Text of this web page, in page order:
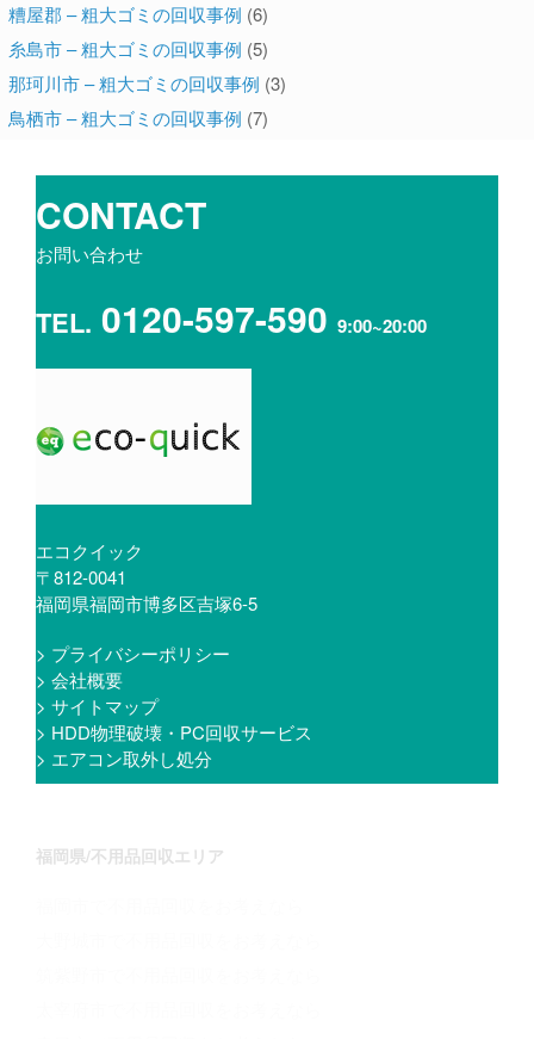
糟屋郡 – 粗大ゴミの回収事例 (6)
糸島市 – 粗大ゴミの回収事例 (5)
那珂川市 – 粗大ゴミの回収事例 (3)
鳥栖市 – 粗大ゴミの回収事例 (7)
CONTACT
お問い合わせ
TEL. 0120-597-590 9:00~20:00
エコクイック
〒812-0041
福岡県福岡市博多区吉塚6-5
> プライバシーポリシー
> 会社概要
> サイトマップ
> HDD物理破壊・PC回収サービス
> エアコン取外し処分
福岡県/不用品回収エリア